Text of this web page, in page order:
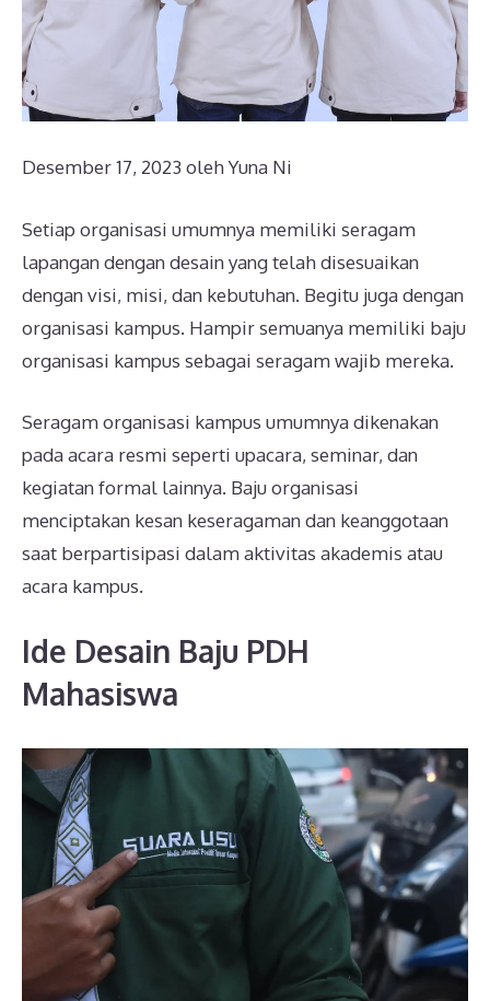
Desember 17, 2023 olehYuna Ni
Setiap organisasi umumnya memiliki seragam
lapangan dengan desain yang telah disesuaikan
dengan visi, misi, dan kebutuhan. Begitu juga dengan
organisasi kampus. Hampir semuanya memiliki baju
organisasi kampus sebagai seragam wajib mereka.
Seragam organisasi kampus umumnya dikenakan
pada acara resmi seperti upacara, seminar, dan
kegiatan formal lainnya. Baju organisasi
menciptakan kesan keseragaman dan keanggotaan
saat berpartisipasi dalam aktivitas akademis atau
acara kampus.
Ide Desain Baju PDH
Mahasiswa